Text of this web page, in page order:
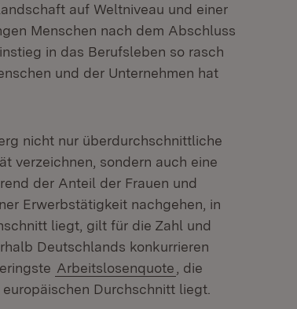
auf Weltniveau und einer
Menschen nach dem Abschluss
in das Berufsleben so rasch
und der Unternehmen hat
nicht nur überdurchschnittliche
verzeichnen, sondern auch eine
der Anteil der Frauen und
Erwerbstätigkeit nachgehen, in
liegt, gilt für die Zahl und
Deutschlands konkurrieren
Arbeitslosenquote
, die
Durchschnitt liegt.